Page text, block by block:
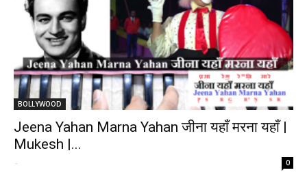
BOLLYWOOD
Jeena Yahan Marna Yahan जीना यहाँ मरना यहाँ |
Mukesh |...
- 0